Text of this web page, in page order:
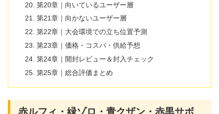
第20章｜向いているユーザー層
第21章｜向かないユーザー層
第22章｜大会環境での立ち位置予測
第23章｜価格・コスパ・供給予想
第24章｜開封レビュー＆封入チェック
第25章｜総合評価まとめ
赤ルフィ・緑ゾロ・青クザン・赤黒サボ